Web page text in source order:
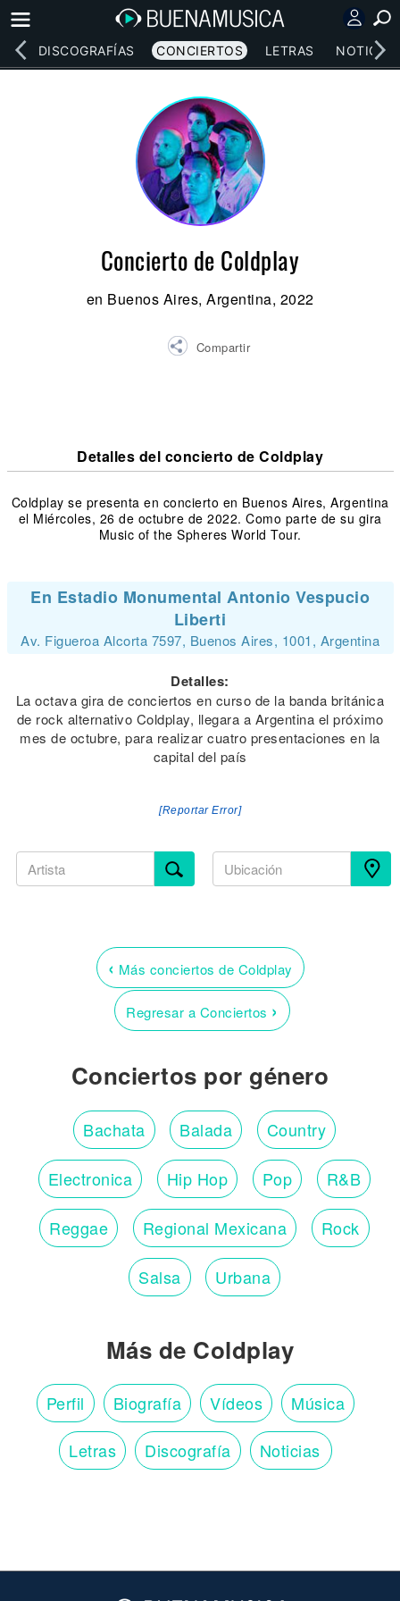
DISCOGRAFÍAS CONCIERTOS LETRAS NOTICIAS
Concierto de Coldplay
en Buenos Aires, Argentina, 2022
Compartir
Detalles del concierto de Coldplay
Coldplay se presenta en concierto en Buenos Aires, Argentina
el Miércoles, 26 de octubre de 2022. Como parte de su gira
Music of the Spheres World Tour.
En Estadio Monumental Antonio Vespucio
Liberti
Av. Figueroa Alcorta 7597, Buenos Aires, 1001, Argentina
Detalles:
La octava gira de conciertos en curso de la banda británica
de rock alternativo Coldplay, llegara a Argentina el próximo
mes de octubre, para realizar cuatro presentaciones en la
capital del país
[Reportar Error]
‹ Más conciertos de Coldplay
Regresar a Conciertos ›
Conciertos por género
Bachata Balada Country
Electronica Hip Hop Pop R&B
Reggae Regional Mexicana Rock
Salsa Urbana
Más de Coldplay
Perfil Biografía Vídeos Música
Letras Discografía Noticias